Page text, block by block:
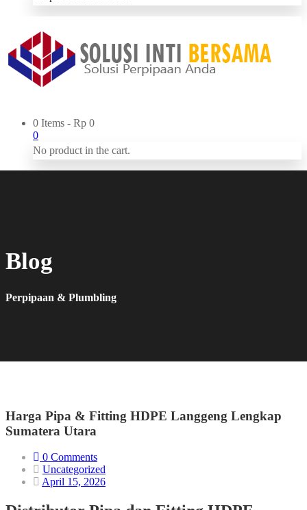
0 Items - Rp 0
0
No product in the cart.
Blog
Perpipaan & Plumbling
Harga Pipa & Fitting HDPE Langgeng Lengkap
Sumatera Utara
0 Comments
Uncategorized
April 15, 2026